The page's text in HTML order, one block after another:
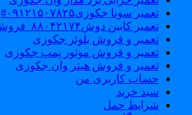
تعمیر سونا جکوزی۰۹۱۲۱۵۰۷۸۲۵#| Sauna | Jacuzzi
تعمیر کابین دوش۸۸۰۴۲۱۷۴_فروش کابین دوش
تعمیر و فروش بلوئر جکوزی
تعمیر و فروش موتور پمپ جکوزی
تعمیر و فروش هیتر وان جکوزی
حساب کاربری من
سبد خرید
شرایط حمل